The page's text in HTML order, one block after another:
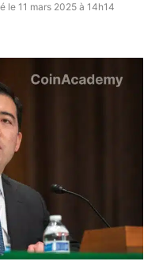
le 11 mars 2025 à 14h14